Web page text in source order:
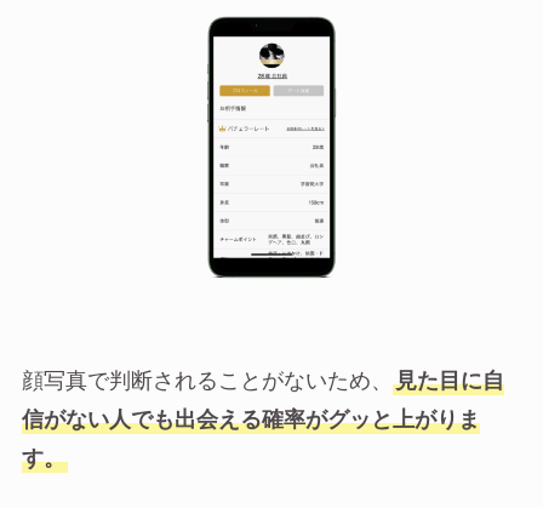
顔写真で判断されることがないため、 見た目に自
信がない人でも出会える確率がグッと上がりま
す。